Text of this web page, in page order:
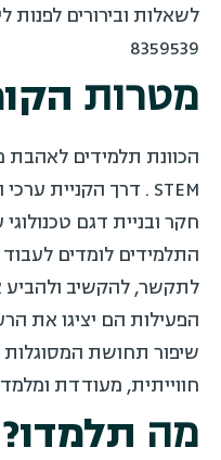
8359539
מטרות
הכוונת תלמידים לאהבת
חקר ובניית דגם
התלמידים לומדים
לתקשר, להקשיב ולהביע
הפעילות הם יציגו את
שיפור תחושת המסוגלות
חווייתית, מעודדת
מה תלמדו?